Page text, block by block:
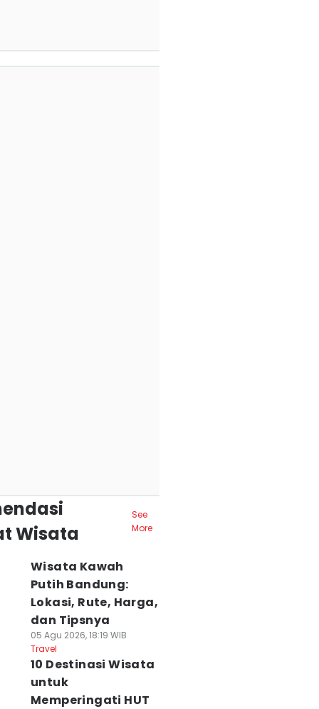
Wisata
See
More
Wisata Kawah
Putih Bandung:
Lokasi, Rute, Harga,
dan Tipsnya
05 Agu 2026, 18:19 WIB
Travel
10 Destinasi Wisata
untuk
Memperingati HUT